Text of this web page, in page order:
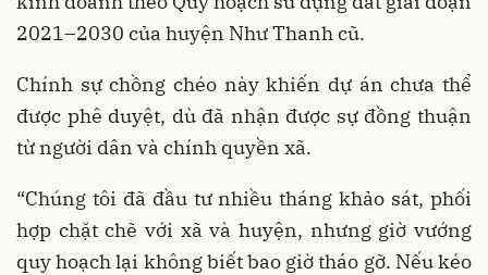
2021–2030 của huyện Như Thanh cũ.
Chính sự chồng chéo này khiến dự án chưa thể
được phê duyệt, dù đã nhận được sự đồng thuận
từ người dân và chính quyền xã.
“Chúng tôi đã đầu tư nhiều tháng khảo sát, phối
hợp chặt chẽ với xã và huyện, nhưng giờ vướng
quy hoạch lại không biết bao giờ tháo gỡ. Nếu kéo